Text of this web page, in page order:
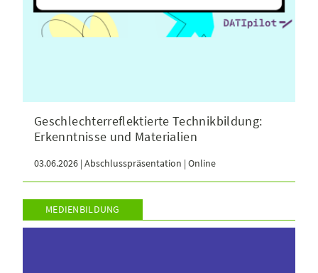
Geschlechterreflektierte Technikbildung:
Erkenntnisse und Materialien
03.06.2026 | Abschlusspräsentation | Online
MEDIENBILDUNG